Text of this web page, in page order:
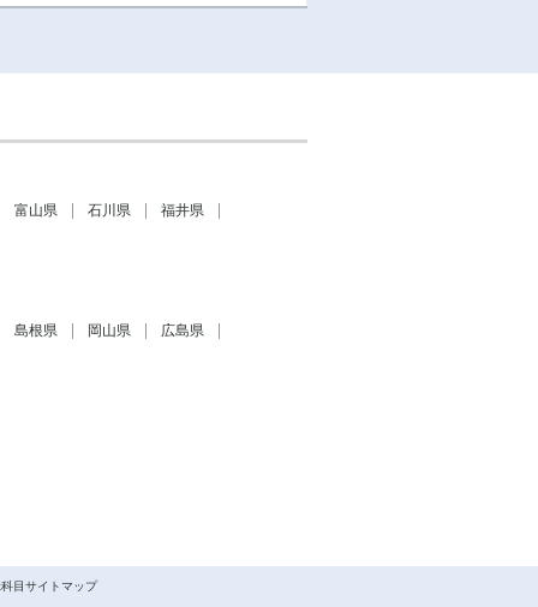
富山県 石川県 福井県
島根県 岡山県 広島県
目サイトマップ